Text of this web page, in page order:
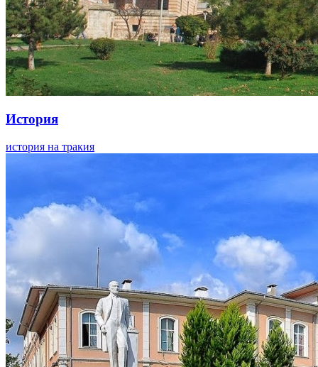
История
история на тракия